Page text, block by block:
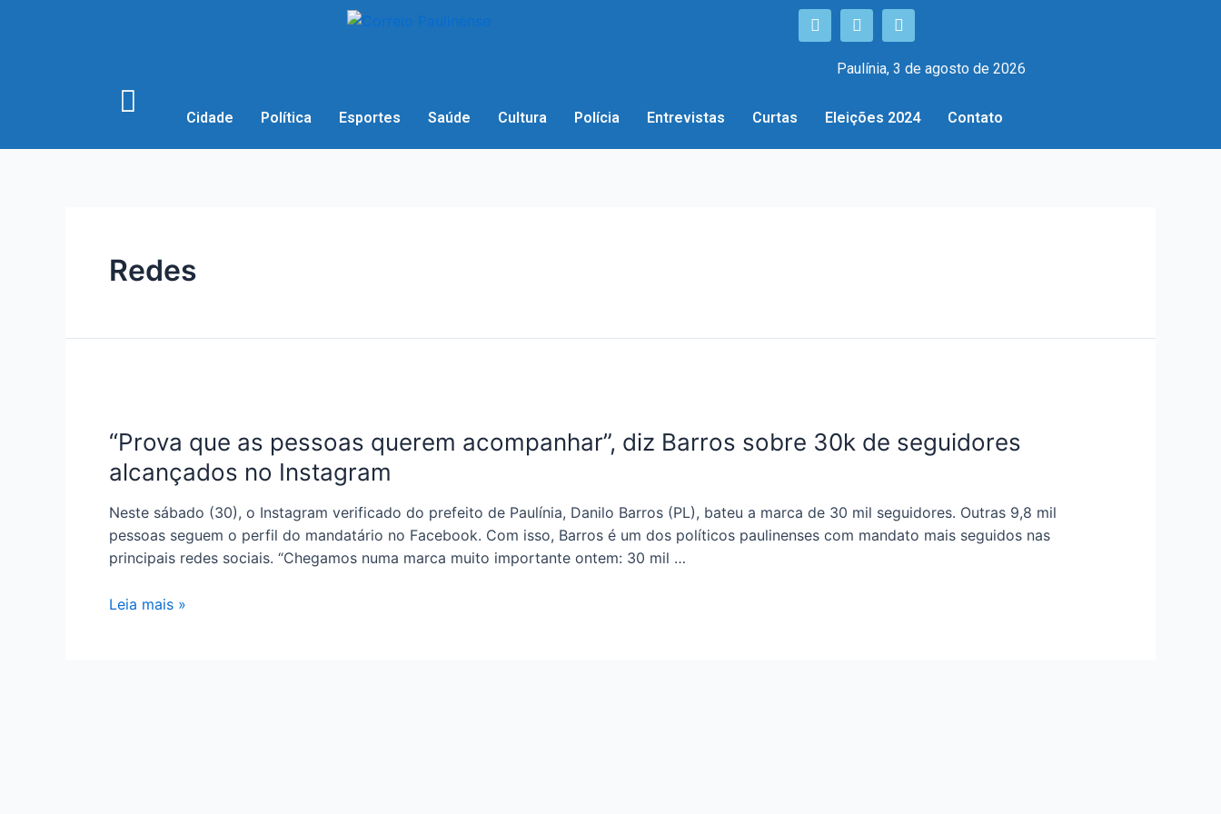
Paulínia, 3 de agosto de 2026
Cidade Política Esportes Saúde Cultura Polícia Entrevistas Curtas Eleições 2024 Contato
Redes
“Prova que as pessoas querem acompanhar”, diz Barros sobre 30k de seguidores
alcançados no Instagram
Neste sábado (30), o Instagram verificado do prefeito de Paulínia, Danilo Barros (PL), bateu a marca de 30 mil seguidores. Outras 9,8 mil
pessoas seguem o perfil do mandatário no Facebook. Com isso, Barros é um dos políticos paulinenses com mandato mais seguidos nas
principais redes sociais. “Chegamos numa marca muito importante ontem: 30 mil …
Leia mais »